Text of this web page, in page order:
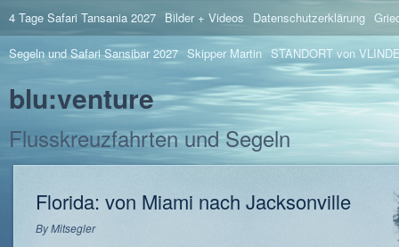
4 Tage Safari Tansania 2027 Bilder + Videos Datenschutzerklärung
Segeln und Safari Sansibar 2027 Skipper Martin STANDORT von
blu:venture
Flusskreuzfahrten und Segeln
Florida: von Miami nach Jacksonville
ByMitsegler